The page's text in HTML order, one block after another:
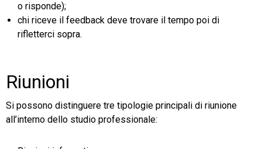
o risponde);
chi riceve il feedback deve trovare il tempo poi di
rifletterci sopra.
Riunioni
Si possono distinguere tre tipologie principali di riunione
all’interno dello studio professionale: